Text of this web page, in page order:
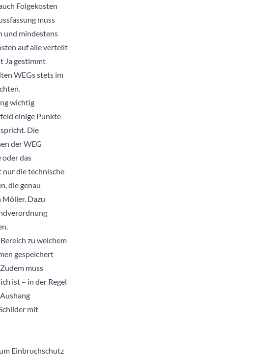
Folgekosten
muss
und mindestens
auf alle verteilt
Ja gestimmt
WEGs stets im
wichtig
einige Punkte
Die
der WEG
das
nur die technische
die genau
Möller. Dazu
zu welchem
gespeichert
muss
ist – in der Regel
mit
Einbruchschutz